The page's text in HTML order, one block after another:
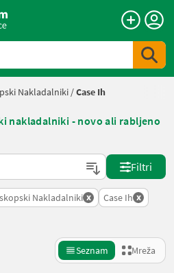
Nakladalniki /Case Ih
nakladalniki - novo ali rabljeno
Filtri
Nakladalniki x Case Ih x
Seznam Mreža